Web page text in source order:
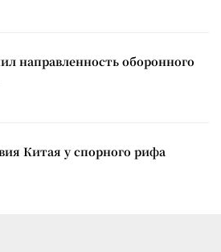
направленность оборонного
Китая у спорного рифа